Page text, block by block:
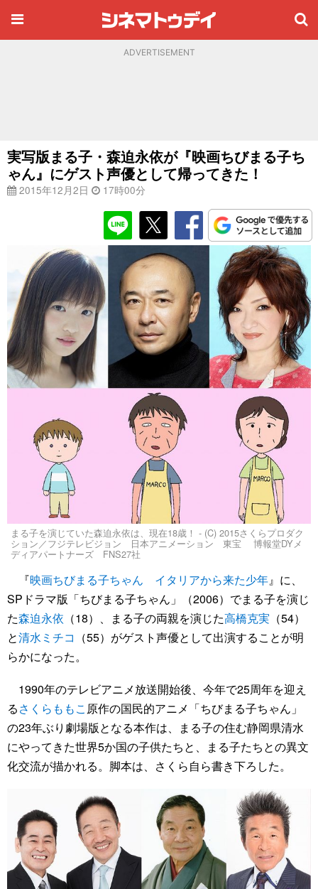
ADVERTISEMENT
実写版まる子・森迫永依が『映画ちびまる子ち
ゃん』にゲスト声優として帰ってきた！
2015年12月2日 17時00分
まる子を演じていた森迫永依は、現在18歳！ - (C) 2015さくらプロダク
ション／フジテレビジョン 日本アニメーション 東宝 博報堂DYメ
ディアパートナーズ FNS27社
『映画ちびまる子ちゃん イタリアから来た少年』に、
SPドラマ版「ちびまる子ちゃん」（2006）でまる子を演じ
た森迫永依 （18）、まる子の両親を演じた高橋克実 （54）
と清水ミチコ （55）がゲスト声優として出演することが明
らかになった。
1990年のテレビアニメ放送開始後、今年で25周年を迎え
るさくらももこ原作の国民的アニメ「ちびまる子ちゃん」
の23年ぶり劇場版となる本作は、まる子の住む静岡県清水
にやってきた世界5か国の子供たちと、まる子たちとの異文
化交流が描かれる。脚本は、さくら自ら書き下ろした。